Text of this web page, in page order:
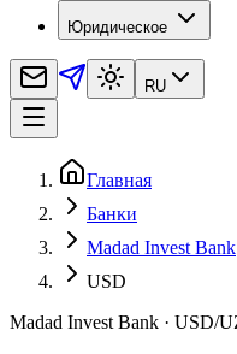
Юридическое
RU
Главная
Банки
Madad Invest Bank
USD
Madad Invest Bank · USD/